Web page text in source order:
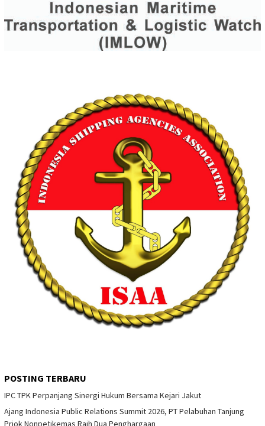
POSTING TERBARU
IPC TPK Perpanjang Sinergi Hukum Bersama Kejari Jakut
Ajang Indonesia Public Relations Summit 2026, PT Pelabuhan Tanjung
Priok Nonpetikemas Raih Dua Penghargaan